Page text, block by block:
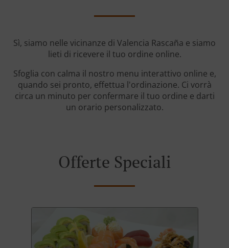
Sì, siamo nelle vicinanze di Valencia Rascaña e siamo
lieti di ricevere il tuo ordine online.
Sfoglia con calma il nostro menu interattivo online e,
quando sei pronto, effettua l'ordinazione. Ci vorrà
circa un minuto per confermare il tuo ordine e darti
un orario personalizzato.
Offerte Speciali